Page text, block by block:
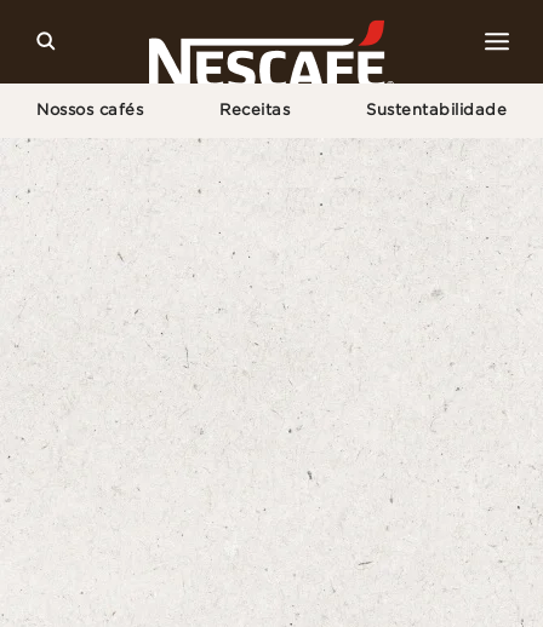
Nossos cafés Receitas Sustentabilidade
Home
Sustentabilidade
Agricultura Regenerativa
Trabalhando Junto À Natureza
Agricultura inteligente
Nutrição das plantações